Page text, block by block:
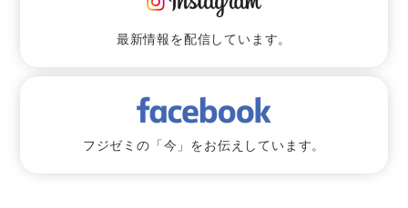
最新情報を配信しています。
フジゼミの「今」をお伝えしています。